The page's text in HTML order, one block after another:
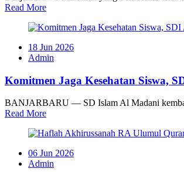
Read More
18 Jun 2026
Admin
Komitmen Jaga Kesehatan Siswa,
BANJARBARU — SD Islam Al Madani kembali
Read More
06 Jun 2026
Admin